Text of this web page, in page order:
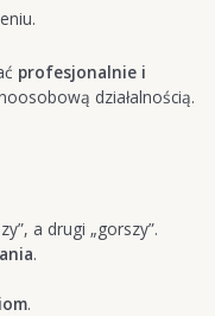
profesjonalnie i
działalnością.
a drugi „gorszy”.
.
.